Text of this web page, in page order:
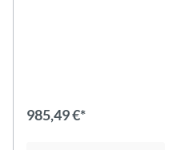
985,49 €*